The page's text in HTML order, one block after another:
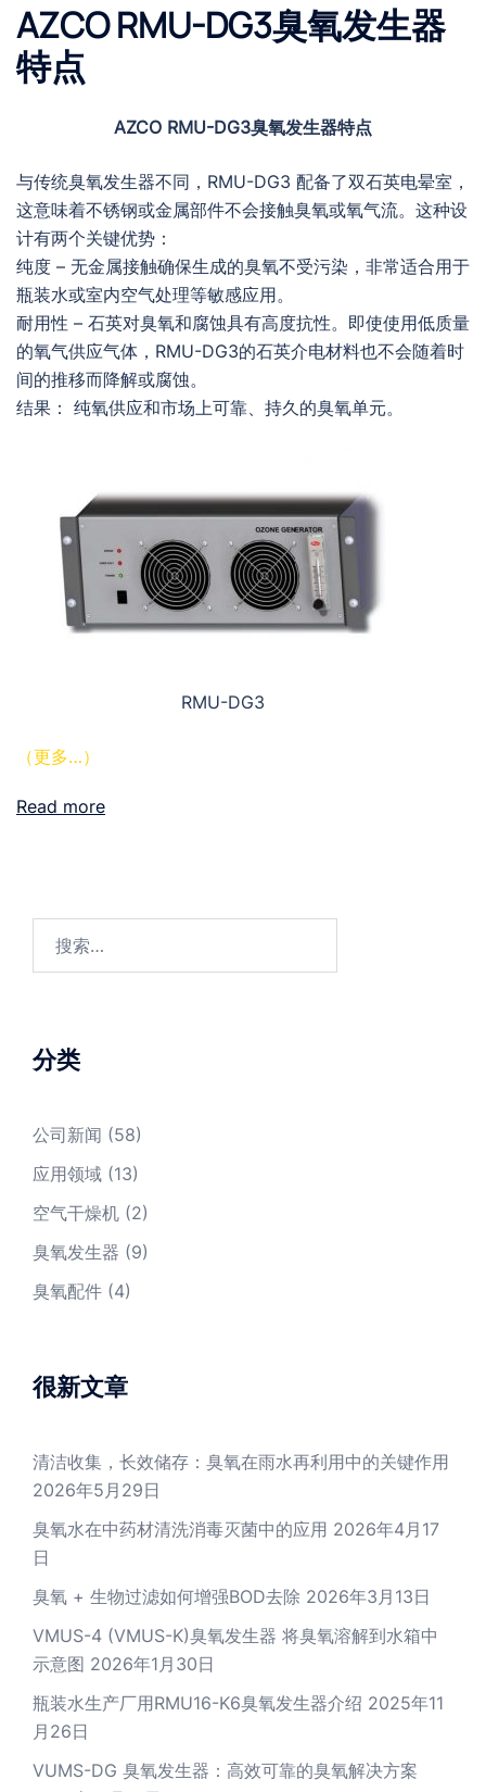
AZCO RMU-DG3臭氧发生器
特点
AZCO RMU-DG3臭氧发生器特点
与传统臭氧发生器不同，RMU-DG3 配备了双石英电晕室，
这意味着不锈钢或金属部件不会接触臭氧或氧气流。这种设
计有两个关键优势：
纯度 – 无金属接触确保生成的臭氧不受污染，非常适合用于
瓶装水或室内空气处理等敏感应用。
耐用性 – 石英对臭氧和腐蚀具有高度抗性。即使使用低质量
的氧气供应气体，RMU-DG3的石英介电材料也不会随着时
间的推移而降解或腐蚀。
结果： 纯氧供应和市场上可靠、持久的臭氧单元。
RMU-DG3
（更多…）
Read more
索：
分类
公司新闻 (58)
应用领域 (13)
空气干燥机 (2)
臭氧发生器 (9)
臭氧配件 (4)
很新文章
清洁收集，长效储存：臭氧在雨水再利用中的关键作用
2026年5月29日
臭氧水在中药材清洗消毒灭菌中的应用 2026年4月17
日
臭氧 + 生物过滤如何增强BOD去除 2026年3月13日
VMUS-4 (VMUS-K)臭氧发生器 将臭氧溶解到水箱中
示意图 2026年1月30日
瓶装水生产厂用RMU16-K6臭氧发生器介绍 2025年11
月26日
VUMS-DG 臭氧发生器：高效可靠的臭氧解决方案